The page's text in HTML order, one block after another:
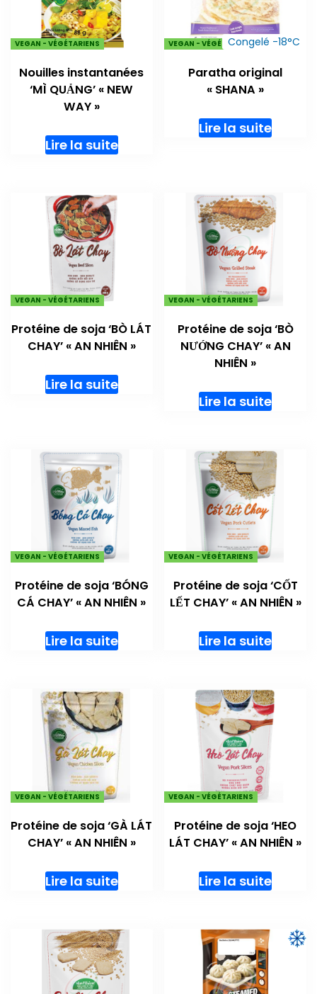
VEGAN - VÉGÉTARIENS
Nouilles instantanées
‘MÌ QUẢNG’ « NEW
WAY »
Lire la suite
VEGAN - VÉGÉTARIENSCongelé -18°C
Paratha original
« SHANA »
Lire la suite
VEGAN - VÉGÉTARIENS
Protéine de soja ‘BÒ LÁT
CHAY’ « AN NHIÊN »
Lire la suite
VEGAN - VÉGÉTARIENS
Protéine de soja ‘BÒ
NƯỚNG CHAY’ « AN
NHIÊN »
Lire la suite
VEGAN - VÉGÉTARIENS
Protéine de soja ‘BÓNG
CÁ CHAY’ « AN NHIÊN »
Lire la suite
VEGAN - VÉGÉTARIENS
Protéine de soja ‘CỐT
LẾT CHAY’ « AN NHIÊN »
Lire la suite
VEGAN - VÉGÉTARIENS
Protéine de soja ‘GÀ LÁT
CHAY’ « AN NHIÊN »
Lire la suite
VEGAN - VÉGÉTARIENS
Protéine de soja ‘HEO
LÁT CHAY’ « AN NHIÊN »
Lire la suite